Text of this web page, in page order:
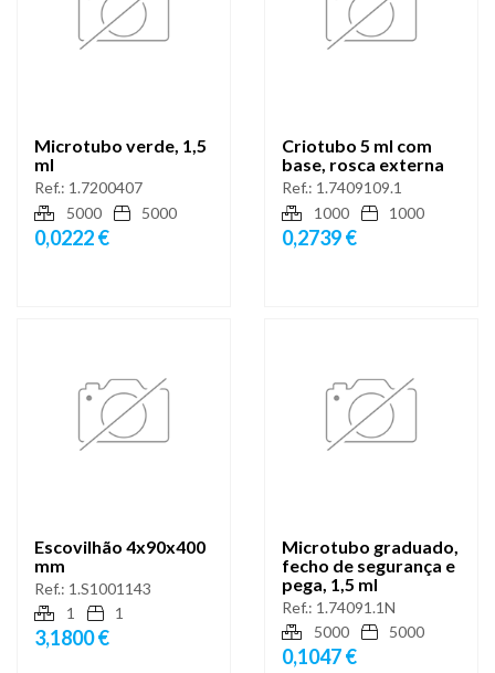
Microtubo verde, 1,5
ml
Ref.: 1.7200407
5000
5000
0,0222 €
Criotubo 5 ml com
base, rosca externa
Ref.: 1.7409109.1
1000
1000
0,2739 €
Escovilhão 4x90x400
mm
Ref.: 1.S1001143
1
1
3,1800 €
Microtubo graduado,
fecho de segurança e
pega, 1,5 ml
Ref.: 1.74091.1N
5000
5000
0,1047 €